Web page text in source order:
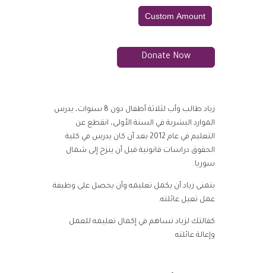
Custom Amount
Donate Now
زياد طالب وأب لثلاثة أطفال دون 8 سنوات، يدرس
الموارد البشرية في السنة الأولى، انقطع عن
التعليم في عام 2012 بعد أن كان يدرس في كلية
الحقوق دراسات قانونية قبل أن ينزح إلى شمال
سوريا.
يتمنى زياد أن يكمل تعليمه وأن يحصل على وظيفة
عمل تعيل عائلته.
كفالتك لزياد تساهم في إكمال تعليمه للعمل
وإعالة عائلته